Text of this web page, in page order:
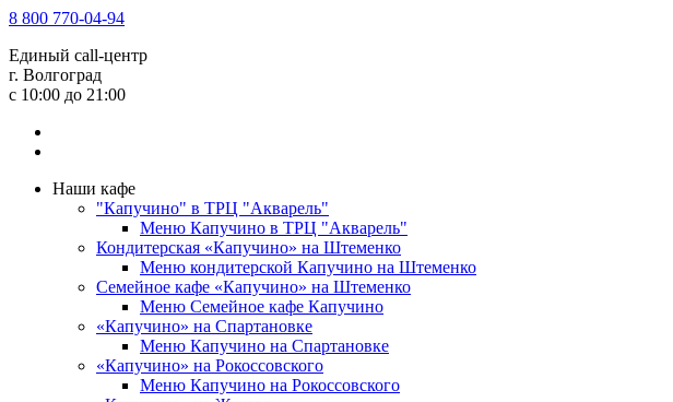
8 800 770-04-94
Единый call-центр
г. Волгоград
c 10:00 до 21:00
Наши кафе
"Капучино" в ТРЦ "Акварель"
Меню Капучино в ТРЦ "Акварель"
Кондитерская «Капучино» на Штеменко
Меню кондитерской Капучино на Штеменко
Семейное кафе «Капучино» на Штеменко
Меню Семейное кафе Капучино
«Капучино» на Спартановке
Меню Капучино на Спартановке
«Капучино» на Рокоссовского
Меню Капучино на Рокоссовского